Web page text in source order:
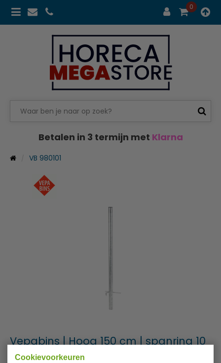
Cookievoorkeuren
0
Betalen in 3 termijn met Klarna
VB 980101
Vepabins | Hoog 150 cm | spanring 10
cm | 31004904 + 31035830